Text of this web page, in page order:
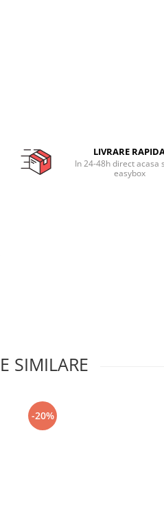
LIVRARE
In 24-48h direct acasa
easybox
SIMILARE
-20%